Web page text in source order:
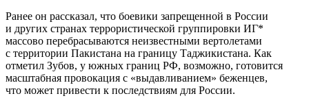
Ранее он рассказал, что боевики запрещенной в России
и других странах террористической группировки ИГ*
массово перебрасываются неизвестными вертолетами
с территории Пакистана на границу Таджикистана. Как
отметил Зубов, у южных границ РФ, возможно, готовится
масштабная провокация с «выдавливанием» беженцев,
что может привести к последствиям для России.